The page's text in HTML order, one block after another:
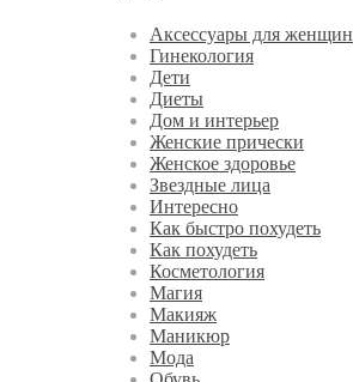
Аксессуары для женщин
Гинекология
Дети
Диеты
Дом и интерьер
Женские прически
Женское здоровье
Звездные лица
Интересно
Как быстро похудеть
Как похудеть
Косметология
Магия
Макияж
Маникюр
Мода